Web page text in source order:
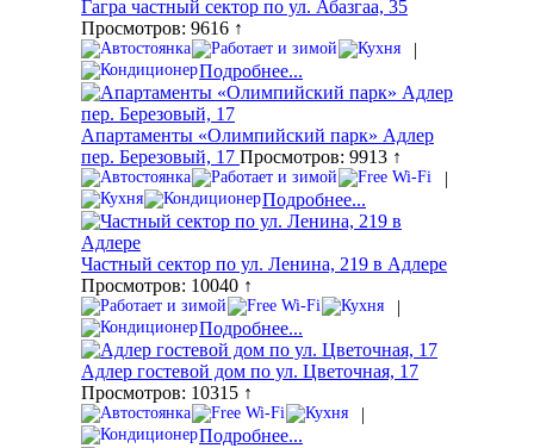
Гагра частный сектор по ул. Абазгаа, 35
Просмотров: 9616 ↑
|
Подробнее...
Апартаменты «Олимпийский парк» Адлер
пер. Березовый, 17 Просмотров: 9913 ↑
|
Подробнее...
Частный сектор по ул. Ленина, 219 в Адлере
Просмотров: 10040 ↑
|
Подробнее...
Адлер гостевой дом по ул. Цветочная, 17
Просмотров: 10315 ↑
|
Подробнее...